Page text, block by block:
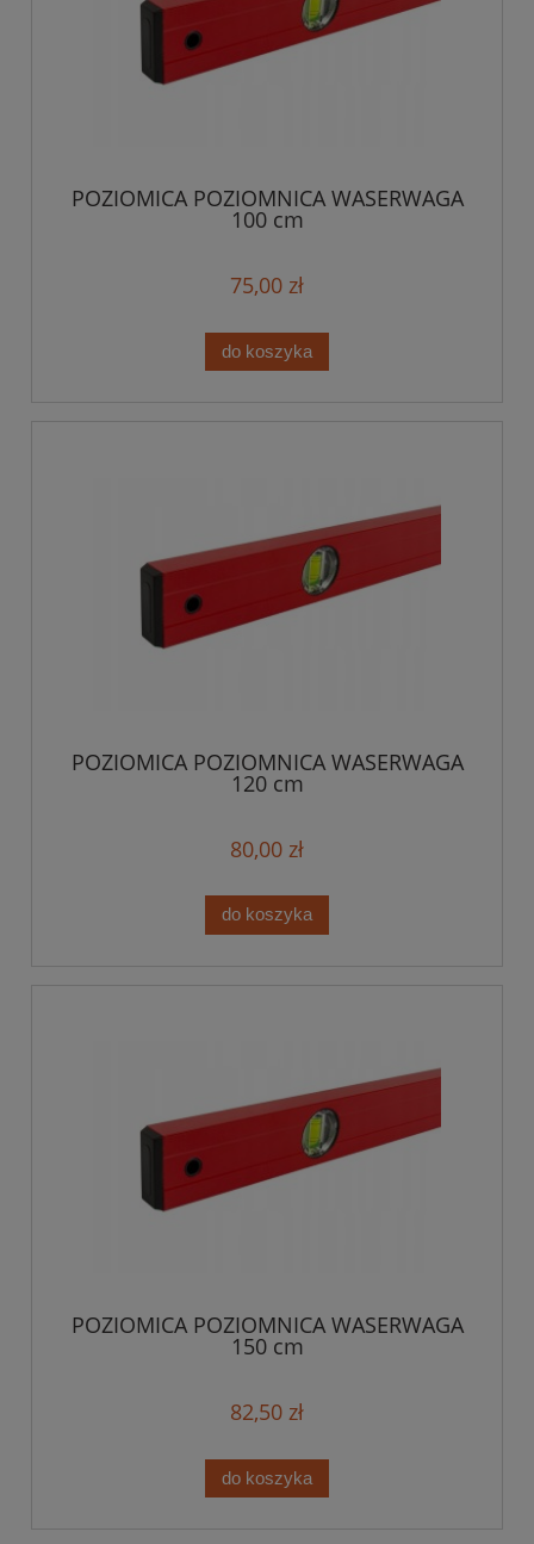
POZIOMICA POZIOMNICA WASERWAGA
100 cm
75,00 zł
do koszyka
POZIOMICA POZIOMNICA WASERWAGA
120 cm
80,00 zł
do koszyka
POZIOMICA POZIOMNICA WASERWAGA
150 cm
82,50 zł
do koszyka